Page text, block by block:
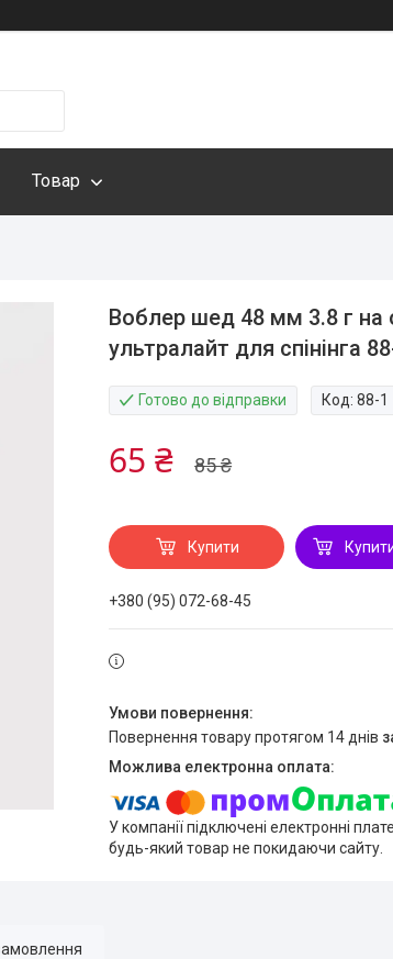
Товар
Воблер шед 48 мм 3.8 г на
ультралайт для спінінга
Готово до відправки Код:88-1
85 ₴
65 ₴
Купити
+380 (95) 072-68-45
повернення товару протягом 14 днів
У компанії підключені електронні
будь-який товар не покидаючи сайту.